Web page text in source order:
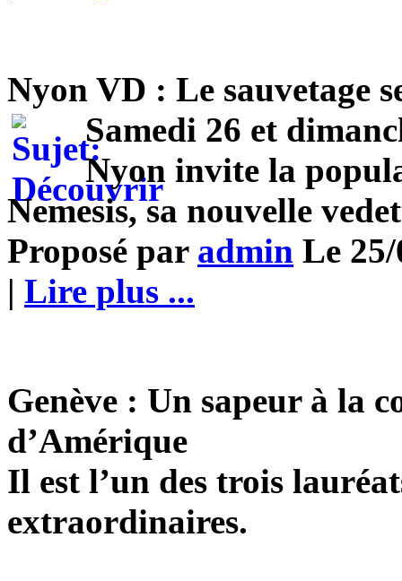
Nyon VD : Le sauvetage
Samedi 26 et
Nyon invite la
Nemesis, sa nouvelle
Proposé par admin Le
| Lire plus ...
Genève : Un sapeur à la
d’Amérique
Il est l’un des trois
extraordinaires.